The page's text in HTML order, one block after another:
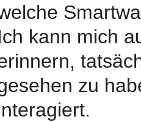
kann mich
zu